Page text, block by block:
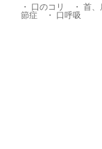
・ 口のコリ ・ 首、
節症 ・ 口呼吸